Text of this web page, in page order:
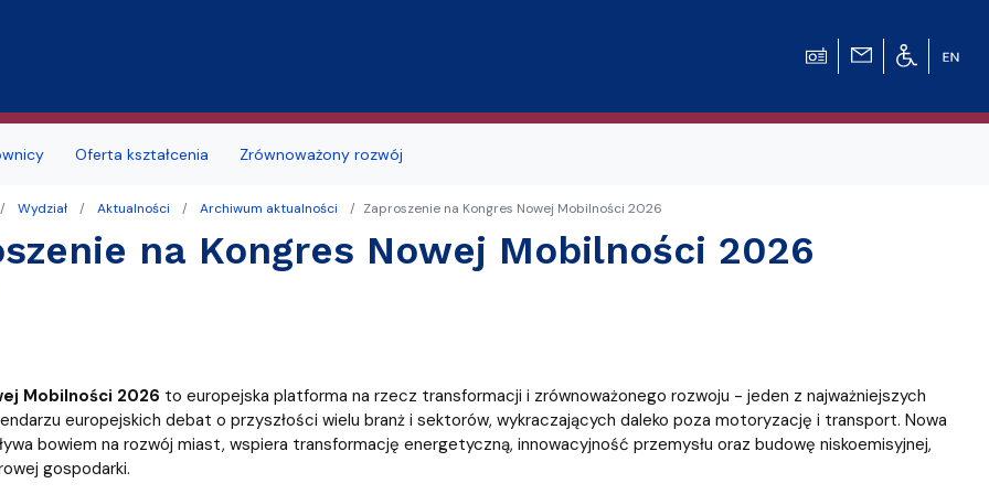
sal
obiektu
Deklaracja dostępności
i podań
wznowienia, zmiana kierunku lub
zmiana formy studiów
akademickiego
Studia doktoranckie
Portal Studenta
ERASMUS+
MOST
seminaria
UG
Oferta kształcenia Zrównoważony rozwój
Wydział Aktualności Archiwum aktualności Zaproszenie na Kongres Nowej Mobilności 2026
na Kongres Nowej Mobilności 2026
Mobilności 2026 to europejska platforma na rzecz transformacji i zrównoważonego rozwoju - jeden z najważniejszych
europejskich debat o przyszłości wielu branż i sektorów, wykraczających daleko poza motoryzację i transport. Nowa
bowiem na rozwój miast, wspiera transformację energetyczną, innowacyjność przemysłu oraz budowę niskoemisyjnej,
gospodarki.